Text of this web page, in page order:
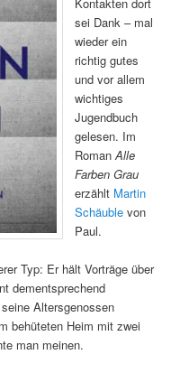
sei Dank – mal
wieder ein
richtig gutes
und vor allem
wichtiges
Jugendbuch
gelesen. Im
RomanAlle
Farben Grau
erzählt Martin
Schäuble von
Paul.
Typ: Er hält Vorträge über
dementsprechend
Altersgenossen
behüteten Heim mit zwei
man meinen.